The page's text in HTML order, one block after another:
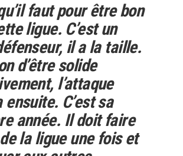
faut pour être bon
ligue. C’est un
il a la taille.
d’être solide
l’attaque
ensuite. C’est sa
année. Il doit faire
la ligue une fois et